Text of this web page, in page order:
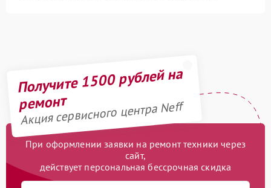
Получите 1500 рублей на
ремонт
Акция сервисного центра Neff
При оформлении заявки на ремонт техники через
сайт,
действует персональная бессрочная скидка